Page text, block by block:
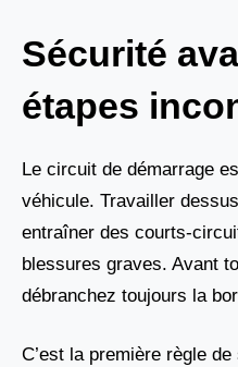
Sécurité
étapes
Le circuit de démarrage
véhicule. Travailler
entraîner des courts-
blessures graves. Avant
débranchez toujours la
C’est la première règle